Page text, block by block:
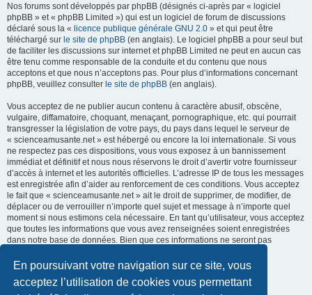
En poursuivant votre navigation sur ce site, vous
acceptez l’utilisation de cookies vous permettant
Nos forums sont développés par phpBB (désignés ci-après par « logiciel
phpBB » et « phpBB Limited ») qui est un logiciel de forum de discussions
déclaré sous la « licence publique générale GNU 2.0 » et qui peut être
téléchargé sur le site de phpBB (en anglais). Le logiciel phpBB a pour seul but
de faciliter les discussions sur internet et phpBB Limited ne peut en aucun cas
être tenu comme responsable de la conduite et du contenu que nous
acceptons et que nous n’acceptons pas. Pour plus d’informations concernant
phpBB, veuillez consulter le site de phpBB (en anglais).
Vous acceptez de ne publier aucun contenu à caractère abusif, obscène,
vulgaire, diffamatoire, choquant, menaçant, pornographique, etc. qui pourrait
transgresser la législation de votre pays, du pays dans lequel le serveur de
« scienceamusante.net » est hébergé ou encore la loi internationale. Si vous
ne respectez pas ces dispositions, vous vous exposez à un bannissement
immédiat et définitif et nous nous réservons le droit d’avertir votre fournisseur
d’accès à internet et les autorités officielles. L’adresse IP de tous les messages
est enregistrée afin d’aider au renforcement de ces conditions. Vous acceptez
le fait que « scienceamusante.net » ait le droit de supprimer, de modifier, de
déplacer ou de verrouiller n’importe quel sujet et message à n’importe quel
moment si nous estimons cela nécessaire. En tant qu’utilisateur, vous acceptez
que toutes les informations que vous avez renseignées soient enregistrées
dans notre base de données. Bien que ces informations ne seront pas
« scienceamusante.net », ni phpBB, ne pourront être tenus comme
responsables en cas de tentative de piratage informatique visant à
compromettre vos données.